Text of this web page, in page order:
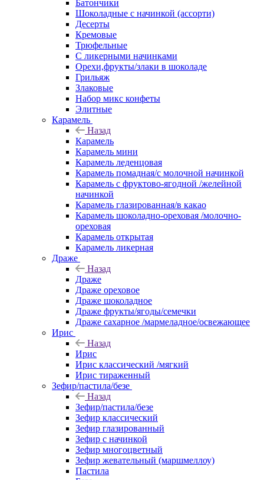
Батончики
Шоколадные с начинкой (ассорти)
Десерты
Кремовые
Трюфельные
С ликерными начинками
Орехи,фрукты/злаки в шоколаде
Грильяж
Злаковые
Набор микс конфеты
Элитные
Карамель
Назад
Карамель
Карамель мини
Карамель леденцовая
Карамель помадная/с молочной начинкой
Карамель с фруктово-ягодной /желейной
начинкой
Карамель глазированная/в какао
Карамель шоколадно-ореховая /молочно-
ореховая
Карамель открытая
Карамель ликерная
Драже
Назад
Драже
Драже ореховое
Драже шоколадное
Драже фрукты/ягоды/семечки
Драже сахарное /мармеладное/освежающее
Ирис
Назад
Ирис
Ирис классический /мягкий
Ирис тираженный
Зефир/пастила/безе
Назад
Зефир/пастила/безе
Зефир классический
Зефир глазированный
Зефир с начинкой
Зефир многоцветный
Зефир жевательный (маршмеллоу)
Пастила